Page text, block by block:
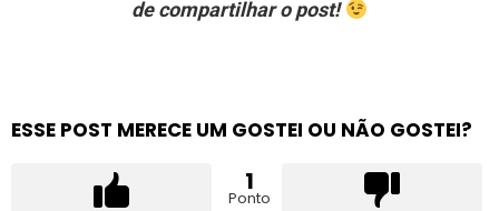
de compartilhar o post!
ESSE POST MERECE UM GOSTEI OU NÃO GOSTEI?
1
Ponto